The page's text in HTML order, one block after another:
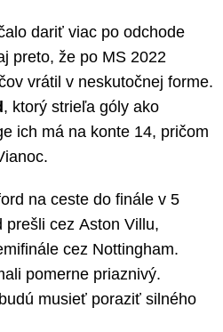
dariť viac po odchode
preto, že po MS 2022
vrátil v neskutočnej forme.
, ktorý strieľa góly ako
ich má na konte 14, pričom
na ceste do finále v 5
prešli cez Aston Villu,
cez Nottingham.
pomerne priaznivý.
musieť poraziť silného